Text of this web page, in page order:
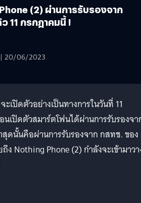
(2) ผ่านการรับรองจาก
11 กรกฎาคมนี้ !
| 20/06/2023
เปิดตัวอย่างเป็นทางการในวันที่ 11
เปิดตัวสมาร์ตโฟนได้ผ่านการรับรองจ
ดนั้นคือผ่านการรับรองจาก กสทช. ของ
ง Nothing Phone (2) กำลังจะเข้ามาว